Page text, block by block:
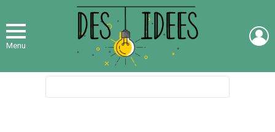
Menu